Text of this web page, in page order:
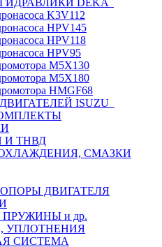
DEKA
K3V112
HPV145
HPV118
HPV95
M5X130
M5X180
HMGF68
ISUZU
И ТНВД
СМАЗКИ
ДВИГАТЕЛЯ
и др.
УПЛОТНЕНИЯ
СИСТЕМА